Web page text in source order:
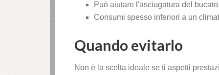
Può aiutare l'asciugatura del bucato.
Consumi spesso inferiori a un
Quando evitarlo
Non è la scelta ideale se ti aspetti